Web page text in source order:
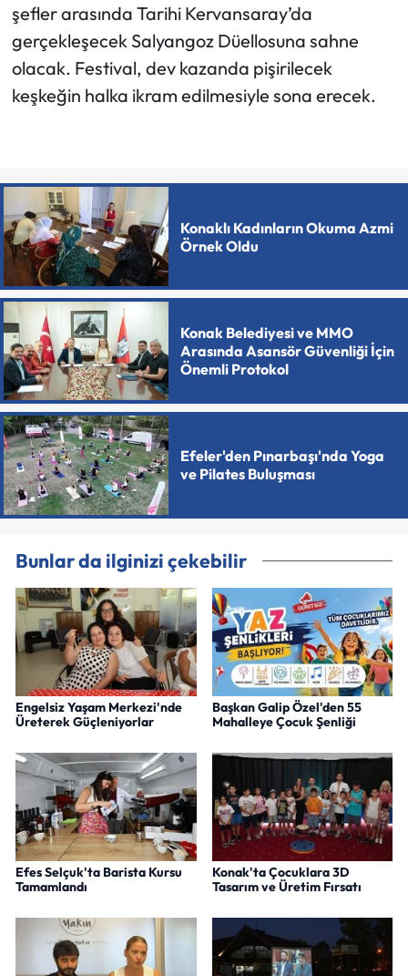
şefler arasında Tarihi Kervansaray’da
gerçekleşecek Salyangoz Düellosuna sahne
olacak. Festival, dev kazanda pişirilecek
keşkeğin halka ikram edilmesiyle sona erecek.
Konaklı Kadınların Okuma Azmi
Örnek Oldu
Konak Belediyesi ve MMO
Arasında Asansör Güvenliği İçin
Önemli Protokol
Efeler'den Pınarbaşı'nda Yoga
ve Pilates Buluşması
Bunlar da ilginizi çekebilir
Engelsiz Yaşam Merkezi'nde
Üreterek Güçleniyorlar
Başkan Galip Özel'den 55
Mahalleye Çocuk Şenliği
Efes Selçuk'ta Barista Kursu
Tamamlandı
Konak'ta Çocuklara 3D
Tasarım ve Üretim Fırsatı